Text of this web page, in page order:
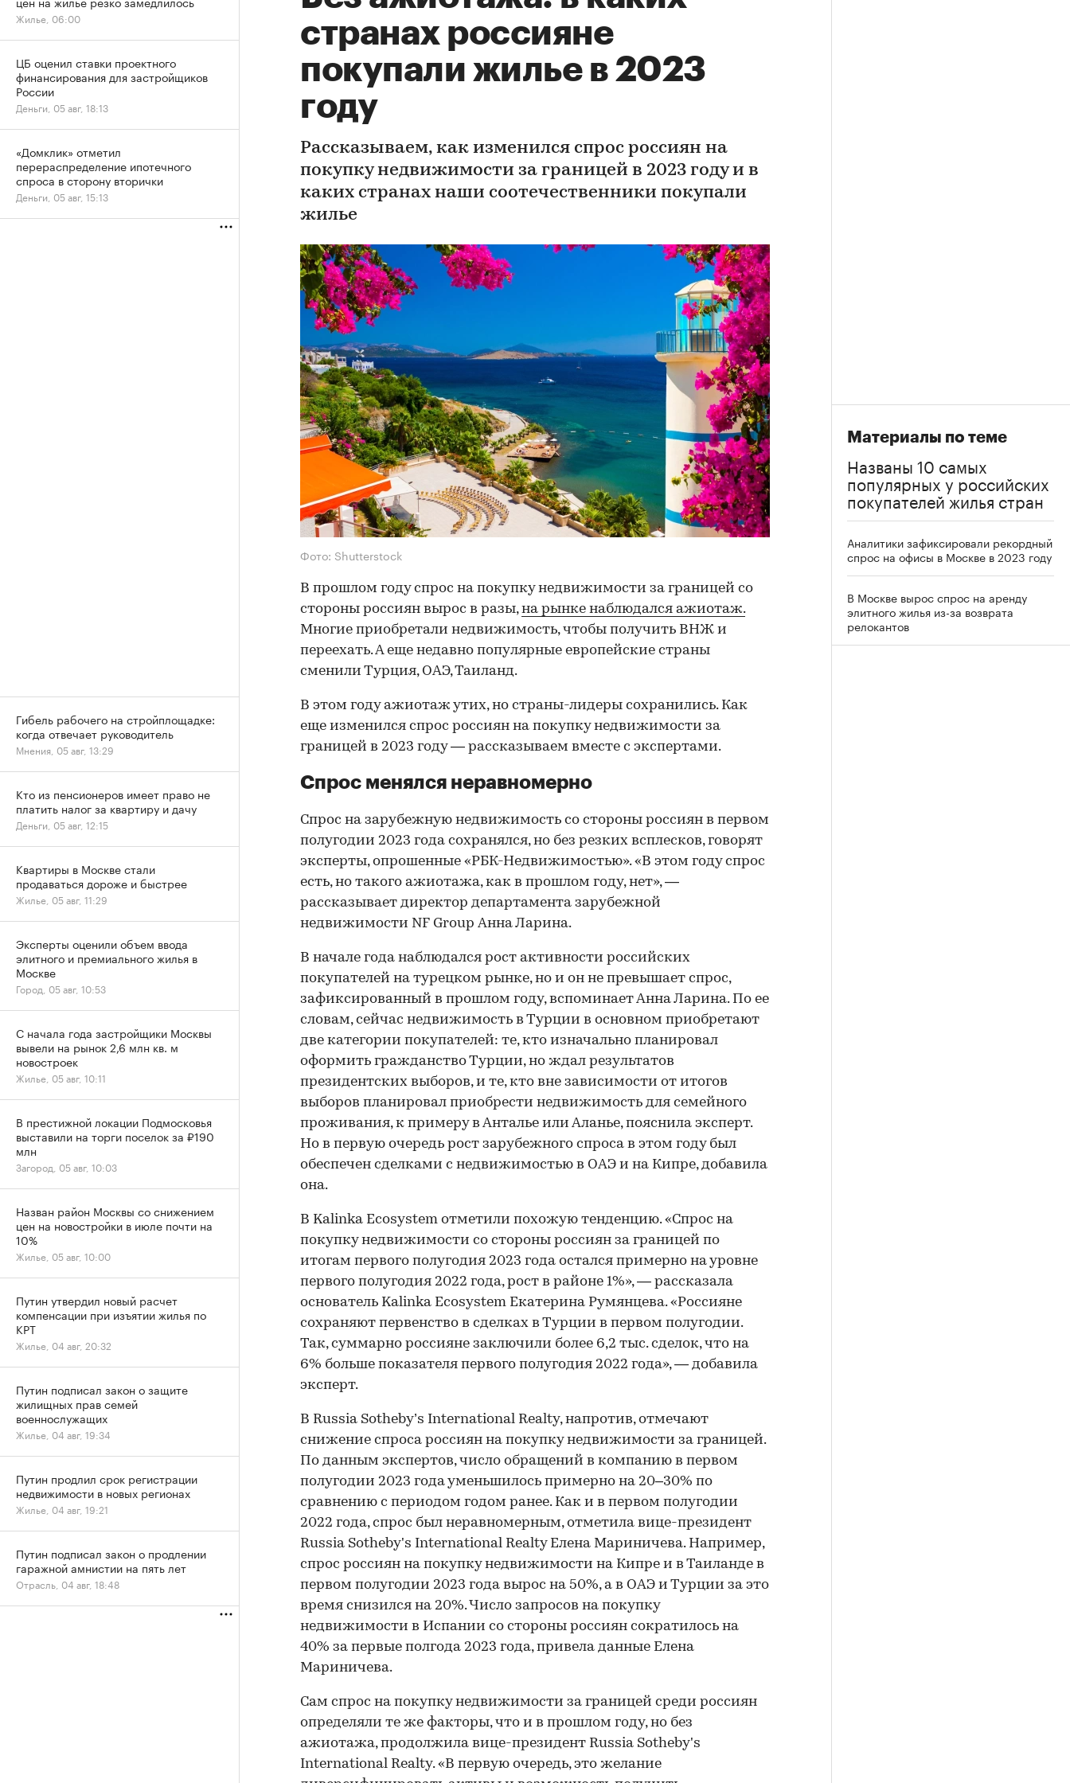
странах россияне
покупали жилье в 2023
году
Рассказываем, как изменился спрос россиян на
покупку недвижимости за границей в 2023 году и в
каких странах наши соотечественники покупали
жилье
Фото: Shutterstock
В прошлом году спрос на покупку недвижимости за границей со
стороны россиян вырос в разы,на рынке наблюдался ажиотаж.
Многие приобретали недвижимость, чтобы получить ВНЖ и
переехать. А еще недавно популярные европейские страны
сменили Турция, ОАЭ, Таиланд.
В этом году ажиотаж утих, но страны-лидеры сохранились. Как
еще изменился спрос россиян на покупку недвижимости за
границей в 2023 году — рассказываем вместе с экспертами.
Спрос менялся неравномерно
Спрос на зарубежную недвижимость со стороны россиян в первом
полугодии 2023 года сохранялся, но без резких всплесков, говорят
эксперты, опрошенные «РБК-Недвижимостью». «В этом году спрос
есть, но такого ажиотажа, как в прошлом году, нет», —
рассказывает директор департамента зарубежной
недвижимости NF Group Анна Ларина.
В начале года наблюдался рост активности российских
покупателей на турецком рынке, но и он не превышает спрос,
зафиксированный в прошлом году, вспоминает Анна Ларина. По ее
словам, сейчас недвижимость в Турции в основном приобретают
две категории покупателей: те, кто изначально планировал
оформить гражданство Турции, но ждал результатов
президентских выборов, и те, кто вне зависимости от итогов
выборов планировал приобрести недвижимость для семейного
проживания, к примеру в Анталье или Аланье, пояснила эксперт.
Но в первую очередь рост зарубежного спроса в этом году был
обеспечен сделками с недвижимостью в ОАЭ и на Кипре, добавила
она.
В Kalinka Ecosystem отметили похожую тенденцию. «Спрос на
покупку недвижимости со стороны россиян за границей по
итогам первого полугодия 2023 года остался примерно на уровне
первого полугодия 2022 года, рост в районе 1%», — рассказала
основатель Kalinka Ecosystem Екатерина Румянцева. «Россияне
сохраняют первенство в сделках в Турции в первом полугодии.
Так, суммарно россияне заключили более 6,2 тыс. сделок, что на
6% больше показателя первого полугодия 2022 года», — добавила
эксперт.
В Russia Sotheby’s International Realty, напротив, отмечают
снижение спроса россиян на покупку недвижимости за границей.
По данным экспертов, число обращений в компанию в первом
полугодии 2023 года уменьшилось примерно на 20–30% по
сравнению с периодом годом ранее. Как и в первом полугодии
2022 года, спрос был неравномерным, отметила вице-президент
Russia Sotheby's International Realty Елена Мариничева. Например,
спрос россиян на покупку недвижимости на Кипре и в Таиланде в
первом полугодии 2023 года вырос на 50%, а в ОАЭ и Турции за это
время снизился на 20%. Число запросов на покупку
недвижимости в Испании со стороны россиян сократилось на
40% за первые полгода 2023 года, привела данные Елена
Мариничева.
Сам спрос на покупку недвижимости за границей среди россиян
определяли те же факторы, что и в прошлом году, но без
ажиотажа, продолжила вице-президент Russia Sotheby's
International Realty. «В первую очередь, это желание
Материалы по теме
Названы 10 самых
популярных у российских
покупателей жилья стран
Аналитики зафиксировали рекордный
спрос на офисы в Москве в 2023 году
В Москве вырос спрос на аренду
элитного жилья из-за возврата
релокантов
Жилье, 06:00
ЦБ оценил ставки проектного
финансирования для застройщиков
России
Деньги, 05 авг, 18:13
«Домклик» отметил
перераспределение ипотечного
спроса в сторону вторички
Деньги, 05 авг, 15:13
Гибель рабочего на стройплощадке:
когда отвечает руководитель
Мнения, 05 авг, 13:29
Кто из пенсионеров имеет право не
платить налог за квартиру и дачу
Деньги, 05 авг, 12:15
Квартиры в Москве стали
продаваться дороже и быстрее
Жилье, 05 авг, 11:29
Эксперты оценили объем ввода
элитного и премиального жилья в
Москве
Город, 05 авг, 10:53
С начала года застройщики Москвы
вывели на рынок 2,6 млн кв. м
новостроек
Жилье, 05 авг, 10:11
В престижной локации Подмосковья
выставили на торги поселок за ₽190
млн
Загород, 05 авг, 10:03
Назван район Москвы со снижением
цен на новостройки в июле почти на
10%
Жилье, 05 авг, 10:00
Путин утвердил новый расчет
компенсации при изъятии жилья по
КРТ
Жилье, 04 авг, 20:32
Путин подписал закон о защите
жилищных прав семей
военнослужащих
Жилье, 04 авг, 19:34
Путин продлил срок регистрации
недвижимости в новых регионах
Жилье, 04 авг, 19:21
Путин подписал закон о продлении
гаражной амнистии на пять лет
Отрасль, 04 авг, 18:48